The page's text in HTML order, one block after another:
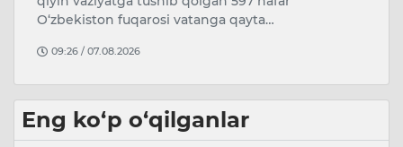
O‘zbekiston fuqarosi vatanga qayta…
09:26 / 07.08.2026
Eng ko‘p o‘qilganlar